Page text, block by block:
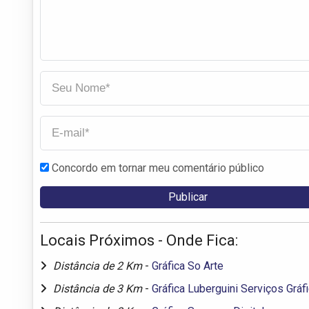
Concordo em tornar meu comentário público
Locais Próximos - Onde Fica:
Distância de 2 Km - Gráfica So Arte
Distância de 3 Km - Gráfica Luberguini Serviços